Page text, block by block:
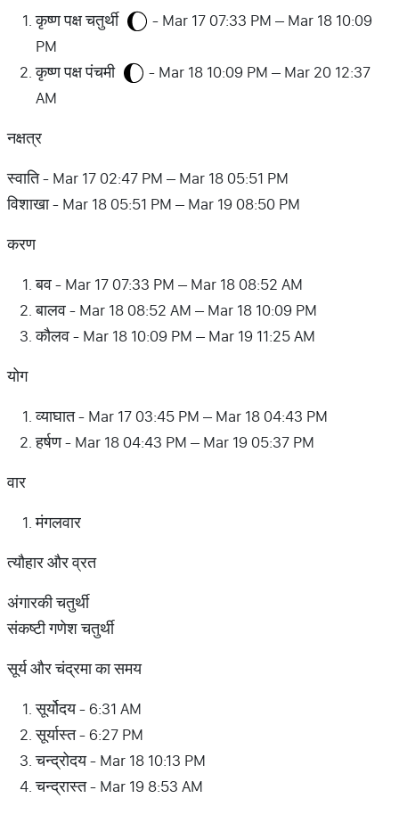
कृष्ण पक्ष चतुर्थी
- Mar 17 07:33 PM – Mar 18 10:09
PM
कृष्ण पक्ष पंचमी
- Mar 18 10:09 PM – Mar 20 12:37
AM
नक्षत्र
स्वाति - Mar 17 02:47 PM – Mar 18 05:51 PM
विशाखा - Mar 18 05:51 PM – Mar 19 08:50 PM
करण
बव - Mar 17 07:33 PM – Mar 18 08:52 AM
बालव - Mar 18 08:52 AM – Mar 18 10:09 PM
कौलव - Mar 18 10:09 PM – Mar 19 11:25 AM
योग
व्याघात - Mar 17 03:45 PM – Mar 18 04:43 PM
हर्षण - Mar 18 04:43 PM – Mar 19 05:37 PM
वार
मंगलवार
त्यौहार और व्रत
अंगारकी चतुर्थी
संकष्टी गणेश चतुर्थी
सूर्य और चंद्रमा का समय
सूर्योदय - 6:31 AM
सूर्यास्त - 6:27 PM
चन्द्रोदय - Mar 18 10:13 PM
चन्द्रास्त - Mar 19 8:53 AM